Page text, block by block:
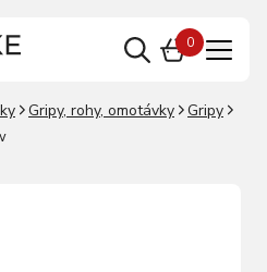
0
Gripy, rohy, omotávky
Gripy